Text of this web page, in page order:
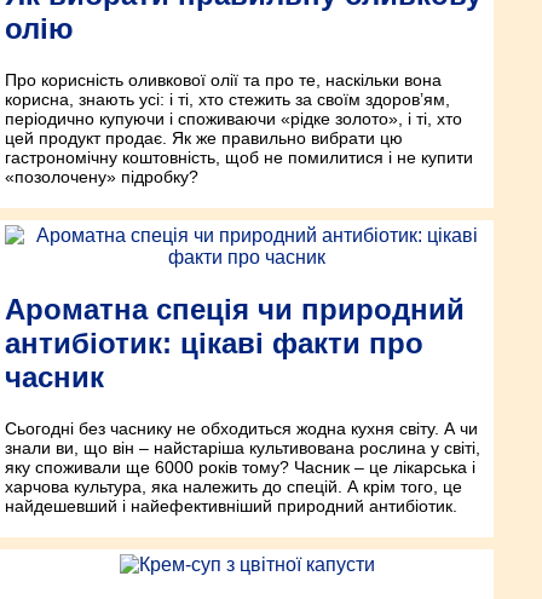
олію
Про корисність оливкової олії та про те, наскільки вона
корисна, знають усі: і ті, хто стежить за своїм здоров’ям,
періодично купуючи і споживаючи «рідке золото», і ті, хто
цей продукт продає. Як же правильно вибрати цю
гастрономічну коштовність, щоб не помилитися і не купити
«позолочену» підробку?
Ароматна спеція чи природний
антибіотик: цікаві факти про
часник
Сьогодні без часнику не обходиться жодна кухня світу. А чи
знали ви, що він – найстаріша культивована рослина у світі,
яку споживали ще 6000 років тому? Часник – це лікарська і
харчова культура, яка належить до спецій. А крім того, це
найдешевший і найефективніший природний антибіотик.